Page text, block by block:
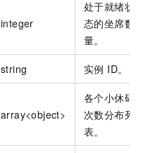
integer
处于就绪状
态的坐席数
量。
string 实例 ID。
array<object>
各个小休码
次数分布列
表。